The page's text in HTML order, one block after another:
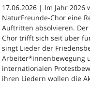
17.06.2026 | Im Jahr 2026
NaturFreunde-Chor eine
Auftritten absolvieren.
Chor trifft sich seit über
singt Lieder der
Arbeiter*innenbewegung
internationalen
ihren Liedern wollen die